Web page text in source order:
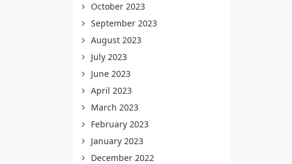
October 2023
September 2023
August 2023
July 2023
June 2023
April 2023
March 2023
February 2023
January 2023
December 2022